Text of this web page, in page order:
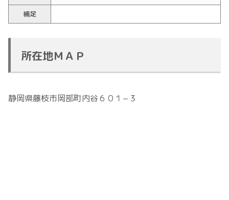
補足
所在地ＭＡＰ
静岡県藤枝市岡部町内谷６０１−３